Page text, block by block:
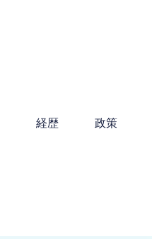
経歴 政策